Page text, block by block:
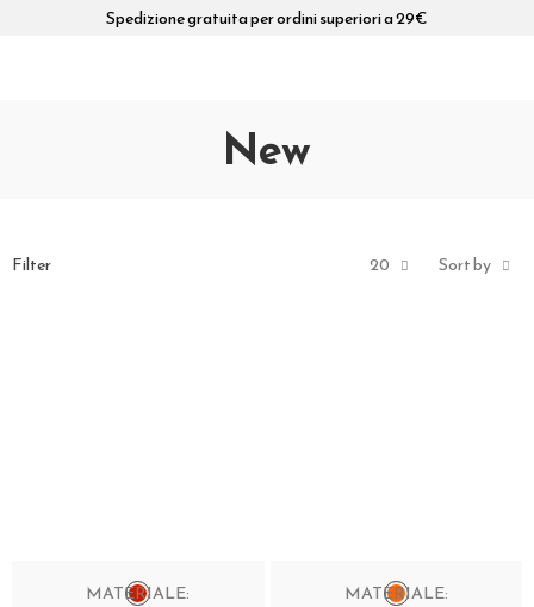
Spedizione gratuita per ordini superiori a 29€
New
20 Sort by
Filter
MATERIALE: MATERIALE: